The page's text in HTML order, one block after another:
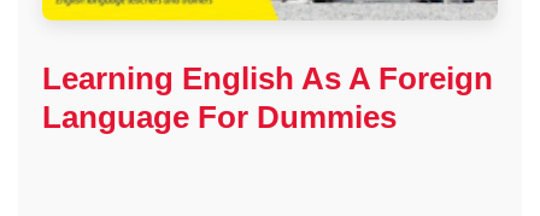
Learning English As A Foreign
Language For Dummies